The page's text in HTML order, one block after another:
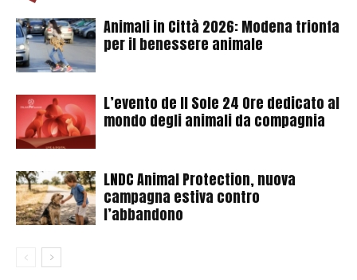
Animali in Città 2026: Modena trionfa
per il benessere animale
L’evento de Il Sole 24 Ore dedicato al
mondo degli animali da compagnia
LNDC Animal Protection, nuova
campagna estiva contro
l’abbandono